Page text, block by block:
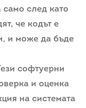
след като
че кодът е
и може да бъде
софтуерни
и оценка
на системата